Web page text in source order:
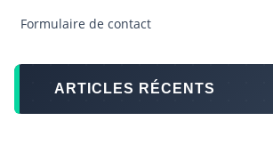
Formulaire de contact
ARTICLES RÉCENTS